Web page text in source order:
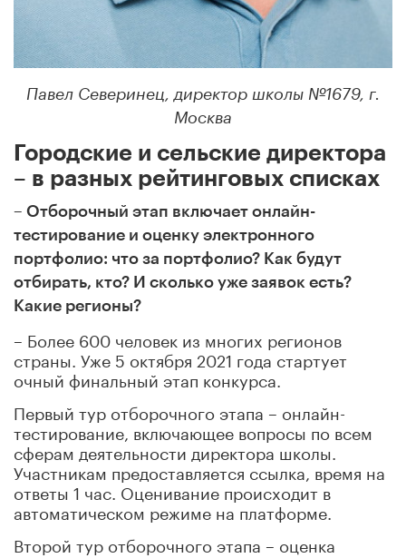
Павел Северинец, директор школы №1679, г.
Москва
Городские и сельские директора
– в разных рейтинговых списках
– Отборочный этап включает онлайн-
тестирование и оценку электронного
портфолио: что за портфолио? Как будут
отбирать, кто? И сколько уже заявок есть?
Какие регионы?
– Более 600 человек из многих регионов
страны. Уже 5 октября 2021 года стартует
очный финальный этап конкурса.
Первый тур отборочного этапа – онлайн-
тестирование, включающее вопросы по всем
сферам деятельности директора школы.
Участникам предоставляется ссылка, время на
ответы 1 час. Оценивание происходит в
автоматическом режиме на платформе.
Второй тур отборочного этапа – оценка